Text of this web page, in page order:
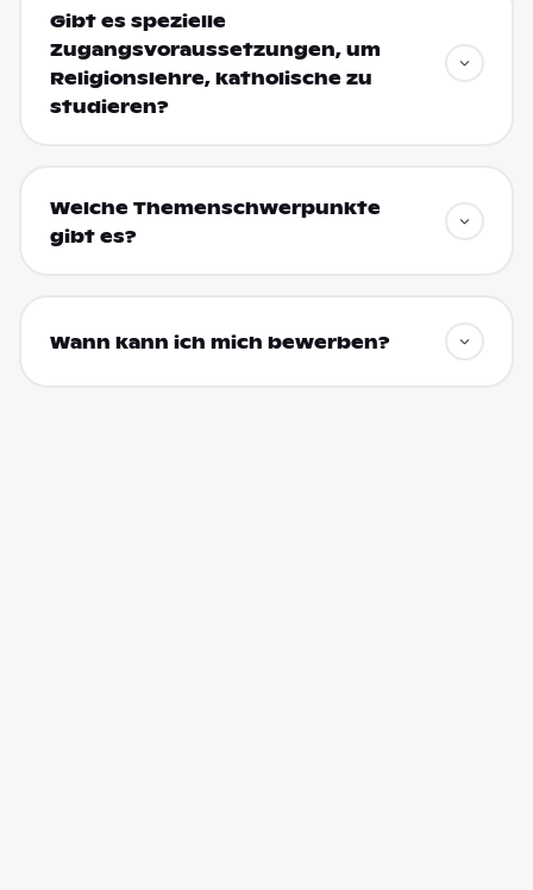
Gibt es spezielle
Zugangsvoraussetzungen, um
Religionslehre, katholische zu
studieren?
Welche Themenschwerpunkte
gibt es?
Wann kann ich mich bewerben?